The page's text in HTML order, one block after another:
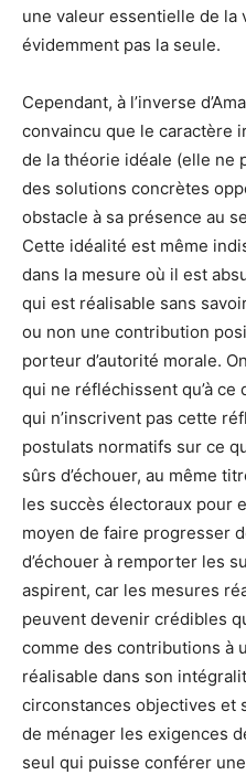
une valeur essentielle de la
évidemment pas la seule.
Cependant, à l’inverse
convaincu que le caractère
de la théorie idéale (elle ne
des solutions concrètes
obstacle à sa présence au
Cette idéalité est même
dans la mesure où il est
qui est réalisable sans
ou non une contribution
porteur d’autorité morale.
qui ne réfléchissent qu’à ce
qui n’inscrivent pas cette
postulats normatifs sur ce
sûrs d’échouer, au même
les succès électoraux pour
moyen de faire progresser
d’échouer à remporter les
aspirent, car les mesures
peuvent devenir crédibles
comme des contributions à
réalisable dans son
circonstances objectives et
de ménager les exigences
seul qui puisse conférer